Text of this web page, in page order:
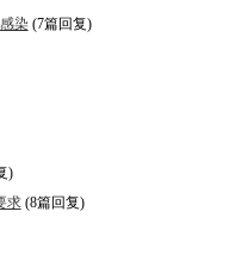
染(7篇回复)
)
求(8篇回复)